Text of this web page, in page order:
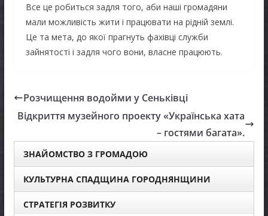
Все це робиться задля того, аби наші громадяни
мали можливість жити і працювати на рідній землі.
Це та мета, до якої прагнуть фахівці служби
зайнятості і задля чого вони, власне працюють.
Розчищення водойми у Сеньківці
Відкриття музейного проекту «Українська хата
– гостями багата».
ЗНАЙОМСТВО З ГРОМАДОЮ
КУЛЬТУРНА СПАДЩИНА ГОРОДНЯНЩИНИ
СТРАТЕГІЯ РОЗВИТКУ